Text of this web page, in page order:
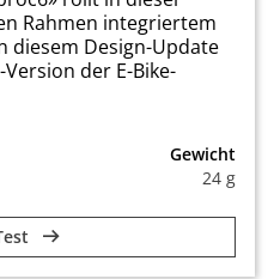
Rahmen integriertem
diesem Design-Update
der E-Bike-
Gewicht
24 g